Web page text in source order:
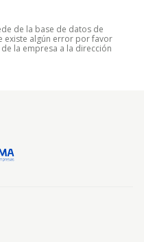
de la base de datos de
existe algún error por favor
la empresa a la dirección